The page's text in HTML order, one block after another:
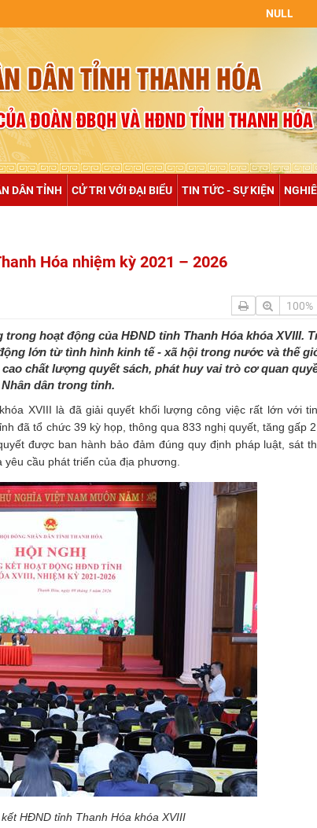
DÂN TỈNH CỬ TRI VỚI ĐẠI BIỂU TIN TỨC - SỰ KIỆN
Hóa nhiệm kỳ 2021 – 2026
100%
hoạt động của HĐND tỉnh Thanh Hóa khóa XVIII.
lớn từ tình hình kinh tế - xã hội trong nước và thế
chất lượng quyết sách, phát huy vai trò cơ quan
dân trong tỉnh.
XVIII là đã giải quyết khối lượng công việc rất lớn với
đã tổ chức 39 kỳ họp, thông qua 833 nghị quyết, tăng gấp
được ban hành bảo đảm đúng quy định pháp luật, sát
cầu phát triển của địa phương.
kết HĐND tỉnh Thanh Hóa khóa XVIII